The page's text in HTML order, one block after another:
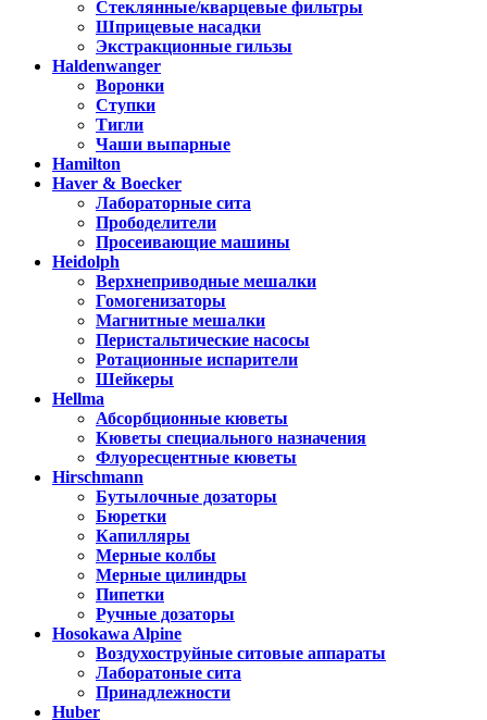
Стеклянные/кварцевые фильтры
Шприцевые насадки
Экстракционные гильзы
Haldenwanger
Воронки
Ступки
Тигли
Чаши выпарные
Hamilton
Haver & Boecker
Лабораторные сита
Прободелители
Просеивающие машины
Heidolph
Верхнеприводные мешалки
Гомогенизаторы
Магнитные мешалки
Перистальтические насосы
Ротационные испарители
Шейкеры
Hellma
Абсорбционные кюветы
Кюветы специального назначения
Флуоресцентные кюветы
Hirschmann
Бутылочные дозаторы
Бюретки
Капилляры
Мерные колбы
Мерные цилиндры
Пипетки
Ручные дозаторы
Hosokawa Alpine
Воздухоструйные ситовые аппараты
Лаборатоные сита
Принадлежности
Huber